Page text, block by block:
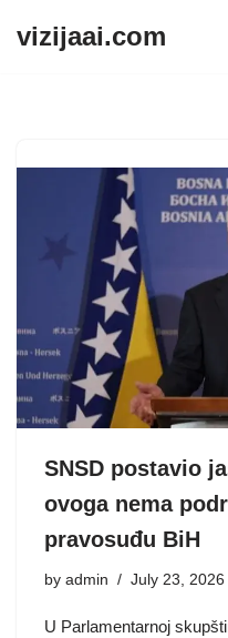
vizijaai.com
SNSD postavio
ovoga nema
pravosuđu BiH
by admin July 23, 2026
U Parlamentarnoj